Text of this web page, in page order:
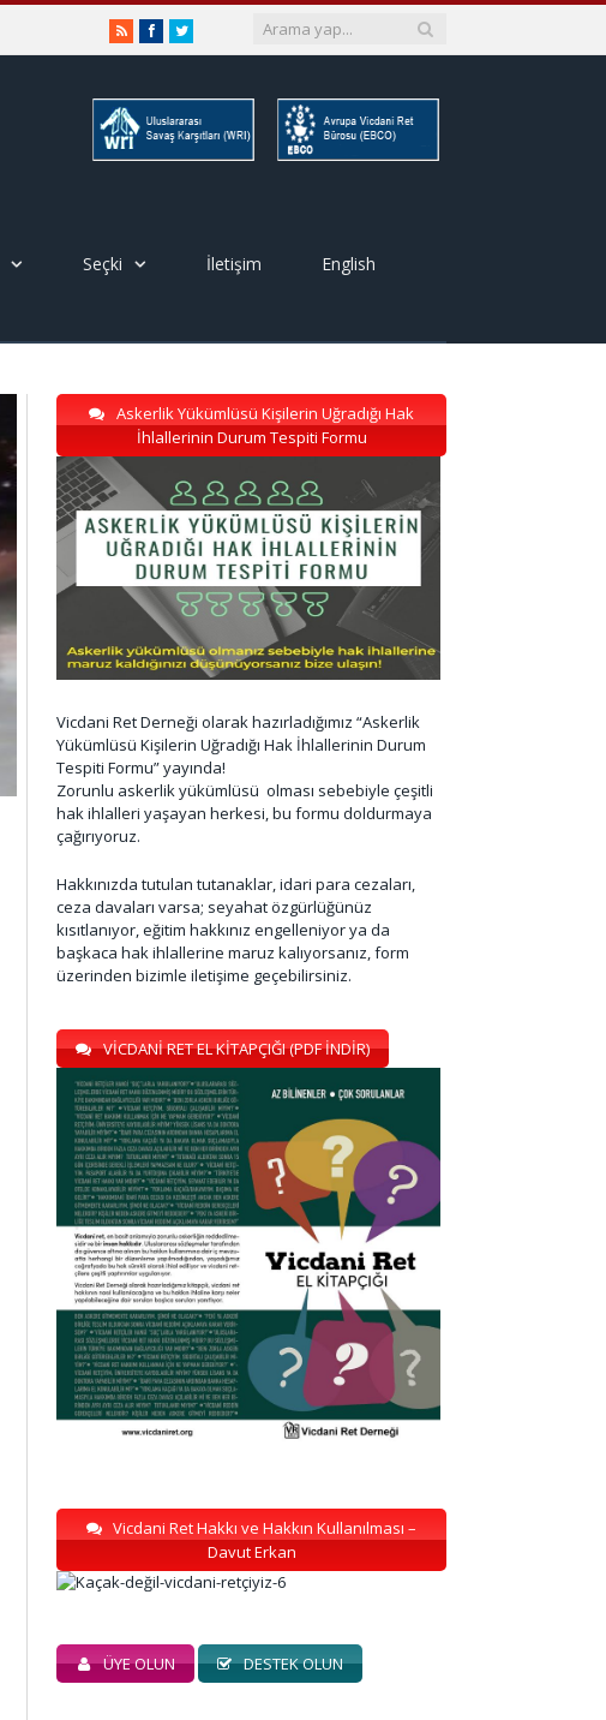
RSSFacebookTwitter
Seçki İletişim English
Askerlik Yükümlüsü Kişilerin Uğradığı Hak
İhlallerinin Durum Tespiti Formu
Vicdani Ret Derneği olarak hazırladığımız “Askerlik
Yükümlüsü Kişilerin Uğradığı Hak İhlallerinin Durum
Tespiti Formu” yayında!
Zorunlu askerlik yükümlüsü olması sebebiyle çeşitli
hak ihlalleri yaşayan herkesi, bu formu doldurmaya
çağırıyoruz.
Hakkınızda tutulan tutanaklar, idari para cezaları,
ceza davaları varsa; seyahat özgürlüğünüz
kısıtlanıyor, eğitim hakkınız engelleniyor ya da
başkaca hak ihlallerine maruz kalıyorsanız, form
üzerinden bizimle iletişime geçebilirsiniz.
VİCDANİ RET EL KİTAPÇIĞI (PDF İNDİR)
Vicdani Ret Hakkı ve Hakkın Kullanılması –
Davut Erkan
ÜYE OLUN DESTEK OLUN